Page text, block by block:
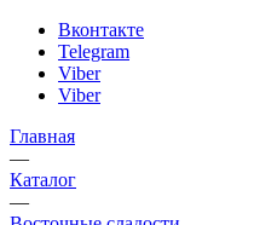
Вконтакте
Telegram
Viber
Viber
Главная
—
Каталог
—